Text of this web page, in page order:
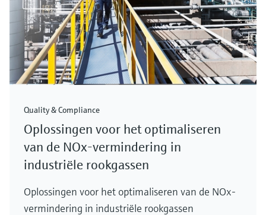
Quality & Compliance
Oplossingen voor het optimaliseren
van de NOx-vermindering in
industriële rookgassen
Oplossingen voor het optimaliseren van de NOx-
vermindering in industriële rookgassen